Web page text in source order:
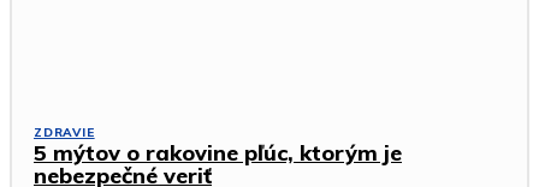
ZDRAVIE
5 mýtov o rakovine pľúc, ktorým je
nebezpečné veriť